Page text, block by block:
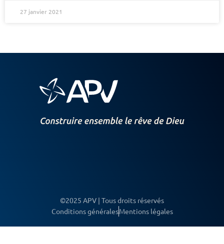
27 janvier 2021
©2025 APV | Tous droits réservés
Conditions généralesMentions légales